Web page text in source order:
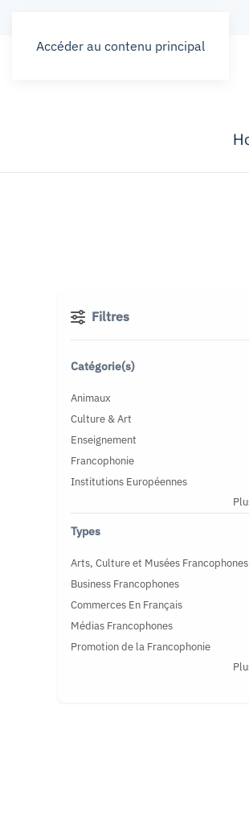
Accéder au contenu principal
Filtres
Catégorie(s)
Animaux
Culture & Art
Enseignement
Francophonie
Institutions Européennes
Types
Arts, Culture et Musées Francophones
Business Francophones
Commerces En Français
Médias Francophones
Promotion de la Francophonie